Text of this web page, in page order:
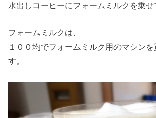
水出しコーヒーにフォームミルクを乗せ
フォームミルクは、
１００均でフォームミルク用のマシン
す。